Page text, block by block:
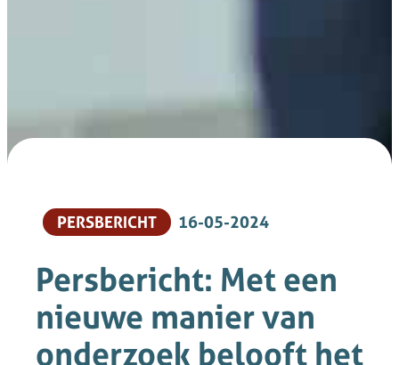
PERSBERICHT 16-05-2024
Persbericht: Met een
nieuwe manier van
onderzoek belooft het